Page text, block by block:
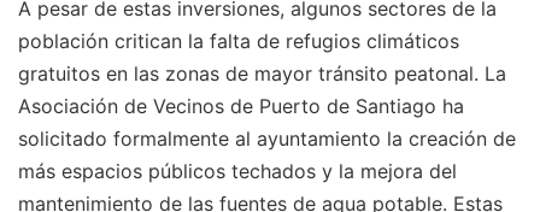
A pesar de estas inversiones, algunos sectores de la
población critican la falta de refugios climáticos
gratuitos en las zonas de mayor tránsito peatonal. La
Asociación de Vecinos de Puerto de Santiago ha
solicitado formalmente al ayuntamiento la creación de
más espacios públicos techados y la mejora del
mantenimiento de las fuentes de agua potable. Estas